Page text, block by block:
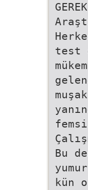
test
Bu
kün